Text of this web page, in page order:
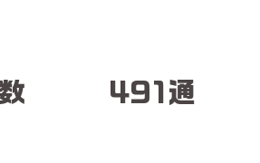
​491通